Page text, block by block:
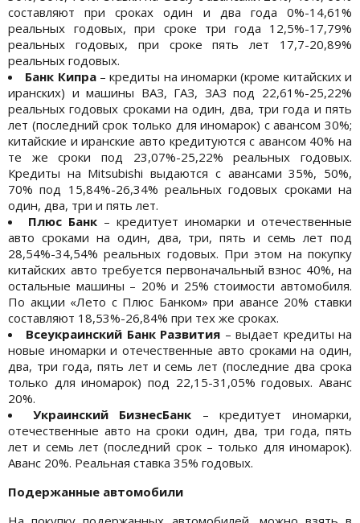
составляют при сроках один и два года 0%-14,61%
реальных годовых, при сроке три года 12,5%-17,79%
реальных годовых, при сроке пять лет 17,7-20,89%
реальных годовых.
Банк Кипра– кредиты на иномарки (кроме китайских и
иранских) и машины ВАЗ, ГАЗ, ЗАЗ под 22,61%-25,22%
реальных годовых сроками на один, два, три года и пять
лет (последний срок только для иномарок) с авансом 30%;
китайские и иранские авто кредитуются с авансом 40% на
те же сроки под 23,07%-25,22% реальных годовых.
Кредиты на Mitsubishi выдаются с авансами 35%, 50%,
70% под 15,84%-26,34% реальных годовых сроками на
один, два, три и пять лет.
Плюс Банк – кредитует иномарки и отечественные
авто сроками на один, два, три, пять и семь лет под
28,54%-34,54% реальных годовых. При этом на покупку
китайских авто требуется первоначальный взнос 40%, на
остальные машины – 20% и 25% стоимости автомобиля.
По акции «Лето с Плюс Банком» при авансе 20% ставки
составляют 18,53%-26,84% при тех же сроках.
Всеукраинский Банк Развития – выдает кредиты на
новые иномарки и отечественные авто сроками на один,
два, три года, пять лет и семь лет (последние два срока
только для иномарок) под 22,15-31,05% годовых. Аванс
20%.
Украинский БизнесБанк – кредитует иномарки,
отечественные авто на сроки один, два, три года, пять
лет и семь лет (последний срок – только для иномарок).
Аванс 20%. Реальная ставка 35% годовых.
Подержанные автомобили